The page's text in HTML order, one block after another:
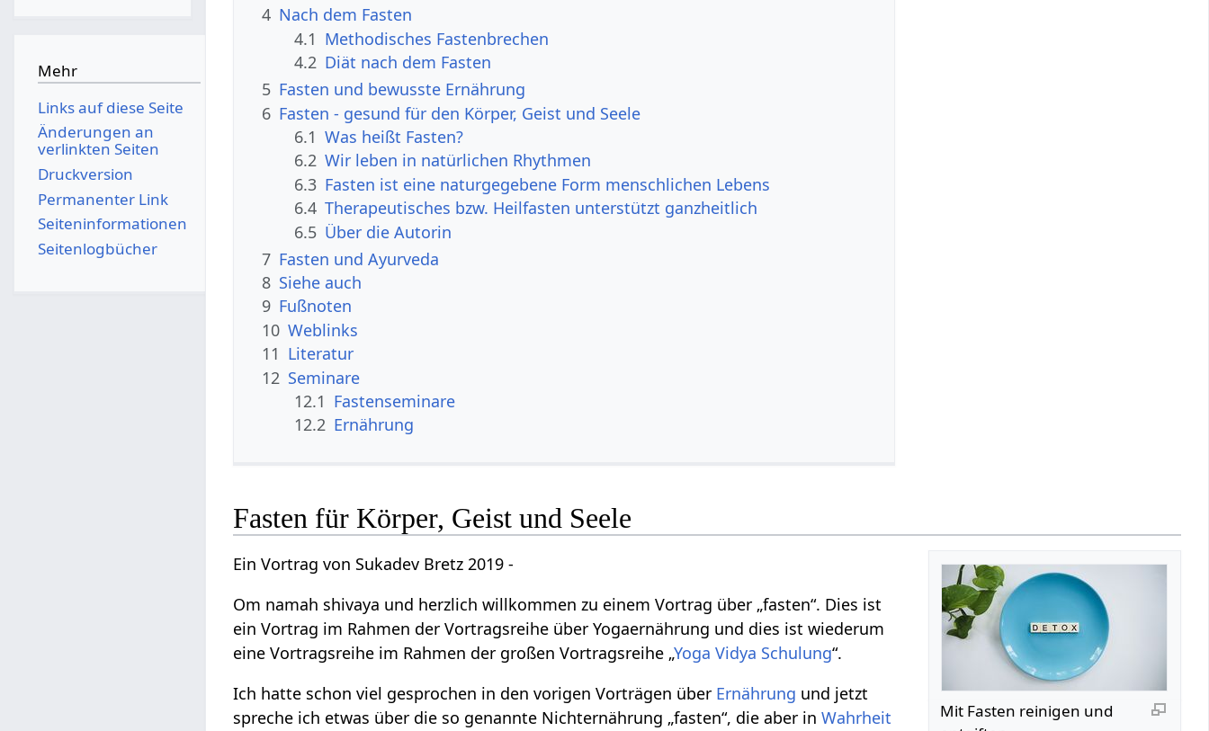
4 Nach dem Fasten
4.1 Methodisches Fastenbrechen
4.2 Diät nach dem Fasten
5 Fasten und bewusste Ernährung
6 Fasten - gesund für den Körper, Geist und Seele
6.1 Was heißt Fasten?
6.2 Wir leben in natürlichen Rhythmen
6.3 Fasten ist eine naturgegebene Form menschlichen Lebens
6.4 Therapeutisches bzw. Heilfasten unterstützt ganzheitlich
6.5 Über die Autorin
7 Fasten und Ayurveda
8 Siehe auch
9 Fußnoten
10 Weblinks
11 Literatur
12 Seminare
12.1 Fastenseminare
12.2 Ernährung
Fasten für Körper, Geist und Seele
Mit Fasten reinigen und
Ein Vortrag von Sukadev Bretz 2019 -
Om namah shivaya und herzlich willkommen zu einem Vortrag über „fasten“. Dies ist
ein Vortrag im Rahmen der Vortragsreihe über Yogaernährung und dies ist wiederum
eine Vortragsreihe im Rahmen der großen Vortragsreihe „Yoga Vidya Schulung“.
Ich hatte schon viel gesprochen in den vorigen Vorträgen über Ernährung und jetzt
spreche ich etwas über die so genannte Nichternährung „fasten“, die aber inWahrheit
Mehr
Links auf diese Seite
Änderungen an
verlinkten Seiten
Druckversion
Permanenter Link
Seiten­­informationen
Seitenlogbücher